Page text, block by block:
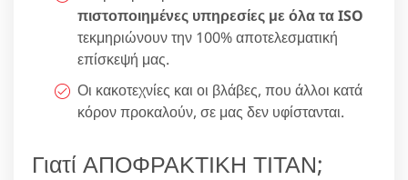
πιστοποιημένες υπηρεσίες με όλα τα ISO
τεκμηριώνουν την 100% αποτελεσματική
επίσκεψή μας.
Οι κακοτεχνίες και οι βλάβες, που άλλοι κατά
κόρον προκαλούν, σε μας δεν υφίστανται.
Γιατί ΑΠΟΦΡΑΚΤΙΚΗ ΤΙΤΑΝ;